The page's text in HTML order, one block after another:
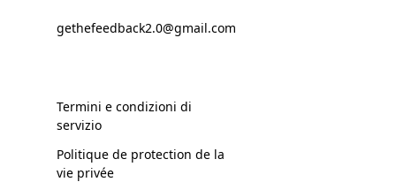
gethefeedback2.0@gmail.com
Termini e condizioni di
servizio
Politique de protection de la
vie privée